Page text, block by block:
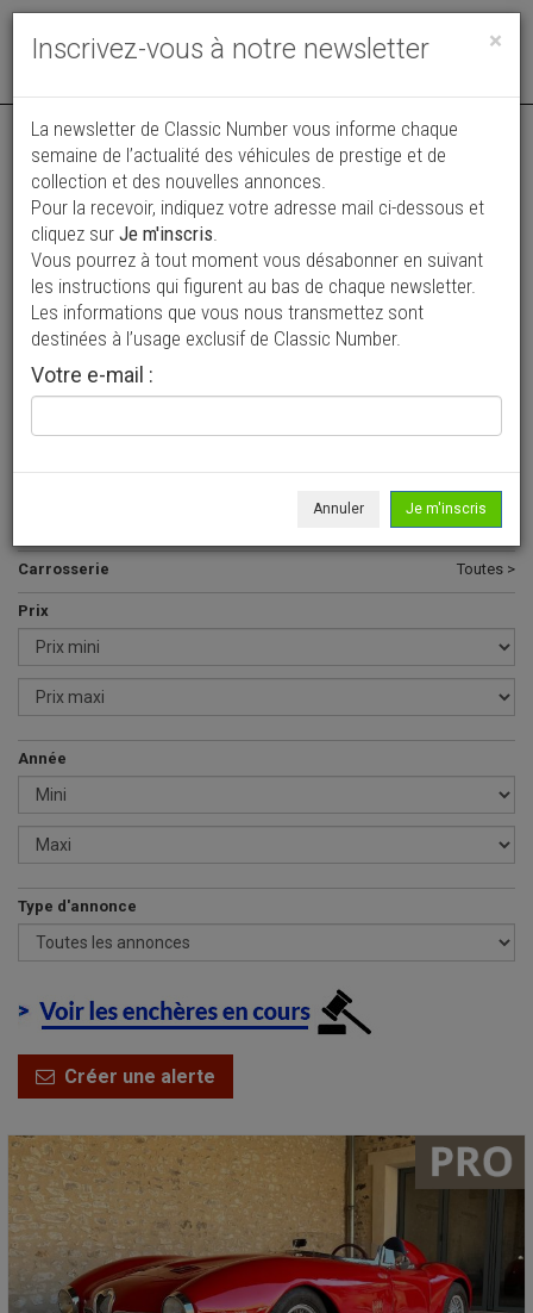
Toggle
Vos annonces vues par
plus de 4 millions de collectionneurs
Ajouter une annonce
> Rechercher un véhicule
1900 >
Carrosserie Toutes >
Prix
Année
Type d'annonce
Créer une alerte
×
Inscrivez-vous à notre newsletter
La newsletter de Classic Number vous informe chaque
semaine de l’actualité des véhicules de prestige et de
collection et des nouvelles annonces.
Pour la recevoir, indiquez votre adresse mail ci-dessous et
cliquez sur Je m'inscris.
Vous pourrez à tout moment vous désabonner en suivant
les instructions qui figurent au bas de chaque newsletter.
Les informations que vous nous transmettez sont
destinées à l’usage exclusif de Classic Number.
Votre e-mail :
Annuler Je m'inscris